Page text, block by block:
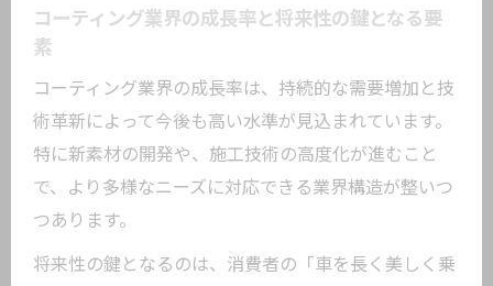
コーティング業界の成長率と将来性の鍵となる要
素
コーティング業界の成長率は、持続的な需要増加と技
術革新によって今後も高い水準が見込まれています。
特に新素材の開発や、施工技術の高度化が進むこと
で、より多様なニーズに対応できる業界構造が整いつ
つあります。
将来性の鍵となるのは、消費者の「車を長く美しく乗